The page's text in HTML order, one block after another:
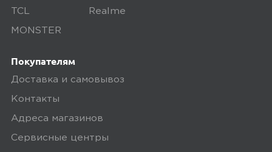
Доставка бесплатная, если вы покупаете
TCL Realme
MONSTER
Покупателям
Доставка и самовывоз
Контакты
Адреса магазинов
Сервисные центры